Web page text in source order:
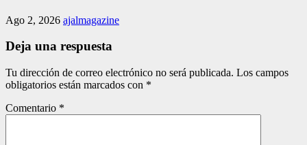
Ago 2, 2026 ajalmagazine
Deja una respuesta
Tu dirección de correo electrónico no será publicada. Los campos
obligatorios están marcados con *
Comentario *